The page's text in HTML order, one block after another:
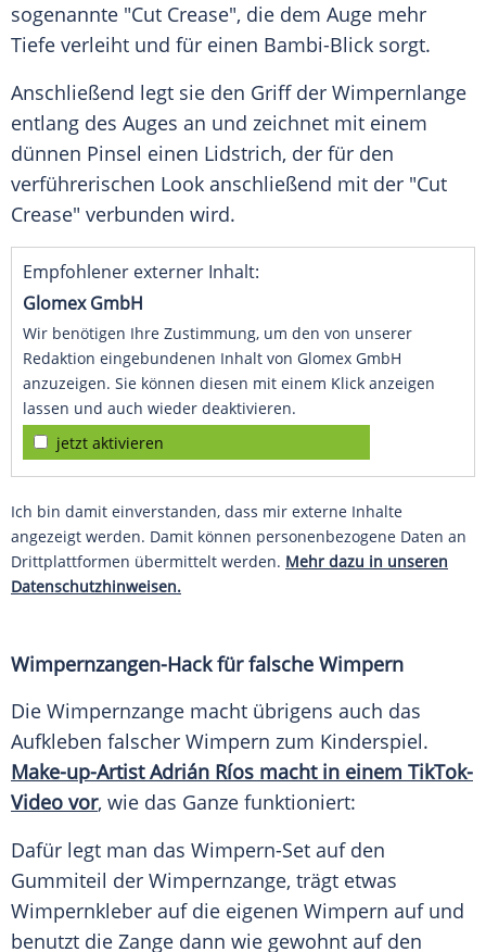
sogenannte "Cut Crease", die dem Auge mehr
Tiefe verleiht und für einen Bambi-Blick sorgt.
Anschließend legt sie den Griff der Wimpernlange
entlang des Auges an und zeichnet mit einem
dünnen Pinsel einen Lidstrich, der für den
verführerischen Look anschließend mit der "Cut
Crease" verbunden wird.
Empfohlener externer Inhalt:
Glomex GmbH
Wir benötigen Ihre Zustimmung, um den von unserer
Redaktion eingebundenen Inhalt von Glomex GmbH
anzuzeigen. Sie können diesen mit einem Klick anzeigen
lassen und auch wieder deaktivieren.
jetzt aktivieren
Ich bin damit einverstanden, dass mir externe Inhalte
angezeigt werden. Damit können personenbezogene Daten an
Drittplattformen übermittelt werden. Mehr dazu in unseren
Datenschutzhinweisen.
Wimpernzangen-Hack für falsche Wimpern
Die Wimpernzange macht übrigens auch das
Aufkleben falscher Wimpern zum Kinderspiel.
Make-up-Artist Adrián Ríos macht in einem TikTok-
Video vor, wie das Ganze funktioniert:
Dafür legt man das Wimpern-Set auf den
Gummiteil der Wimpernzange, trägt etwas
Wimpernkleber auf die eigenen Wimpern auf und
benutzt die Zange dann wie gewohnt auf den